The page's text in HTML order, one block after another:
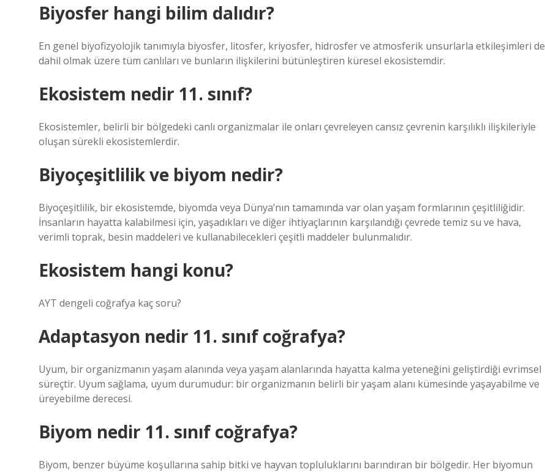
Biyosfer hangi bilim dalıdır?
En genel biyofizyolojik tanımıyla biyosfer, litosfer, kriyosfer, hidrosfer ve atmosferik unsurlarla etkileşimleri de
dahil olmak üzere tüm canlıları ve bunların ilişkilerini bütünleştiren küresel ekosistemdir.
Ekosistem nedir 11. sınıf?
Ekosistemler, belirli bir bölgedeki canlı organizmalar ile onları çevreleyen cansız çevrenin karşılıklı ilişkileriyle
oluşan sürekli ekosistemlerdir.
Biyoçeşitlilik ve biyom nedir?
Biyoçeşitlilik, bir ekosistemde, biyomda veya Dünya’nın tamamında var olan yaşam formlarının çeşitliliğidir.
İnsanların hayatta kalabilmesi için, yaşadıkları ve diğer ihtiyaçlarının karşılandığı çevrede temiz su ve hava,
verimli toprak, besin maddeleri ve kullanabilecekleri çeşitli maddeler bulunmalıdır.
Ekosistem hangi konu?
AYT dengeli coğrafya kaç soru?
Adaptasyon nedir 11. sınıf coğrafya?
Uyum, bir organizmanın yaşam alanında veya yaşam alanlarında hayatta kalma yeteneğini geliştirdiği evrimsel
süreçtir. Uyum sağlama, uyum durumudur: bir organizmanın belirli bir yaşam alanı kümesinde yaşayabilme ve
üreyebilme derecesi.
Biyom nedir 11. sınıf coğrafya?
Biyom, benzer büyüme koşullarına sahip bitki ve hayvan topluluklarını barındıran bir bölgedir. Her biyomun